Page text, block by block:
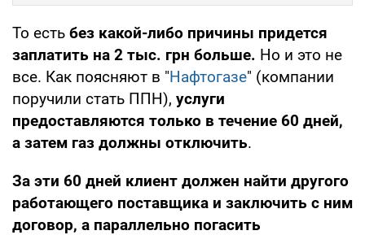
То есть без какой-либо причины придется
заплатить на 2 тыс. грн больше. Но и это не
все. Как поясняют в "Нафтогазе" (компании
поручили стать ППН), услуги
предоставляются только в течение 60 дней,
а затем газ должны отключить.
За эти 60 дней клиент должен найти другого
работающего поставщика и заключить с ним
договор, а параллельно погасить